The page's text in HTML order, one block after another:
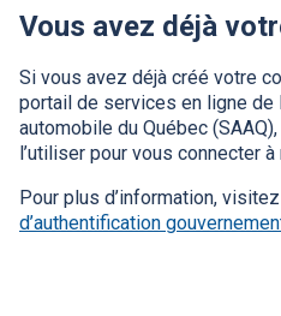
Vous avez déjà
Si vous avez déjà créé votre
portail de services en ligne de
automobile du Québec (SAAQ
l’utiliser pour vous connecter
Pour plus d’information,
d’authentification